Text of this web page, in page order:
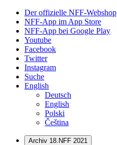
Der offizielle NFF-Webshop
NFF-App im App Store
NFF-App bei Google Play
Youtube
Facebook
Twitter
Instagram
Suche
English
Deutsch
English
Polski
Čeština
Archiv 18.NFF 2021